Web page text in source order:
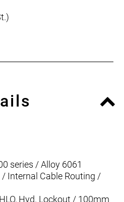
series / Alloy 6061
Internal Cable Routing /
Hyd. Lockout / 100mm